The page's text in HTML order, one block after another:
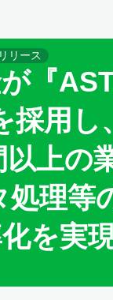
リース
『
採用し
以上の
処理等
を実現